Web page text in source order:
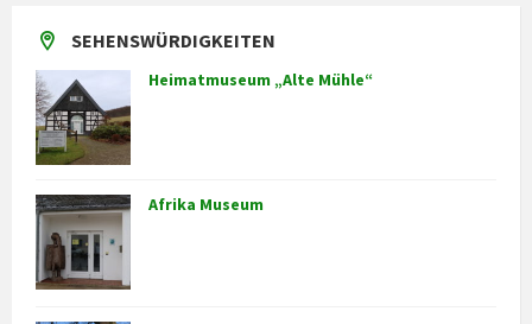
SEHENSWÜRDIGKEITEN
Heimatmuseum „Alte Mühle“
Afrika Museum